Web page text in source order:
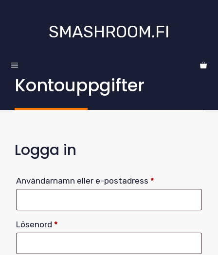
SMASHROOM.FI
MENY
Kontouppgifter
Logga in
Användarnamn eller e-postadress *
Lösenord *